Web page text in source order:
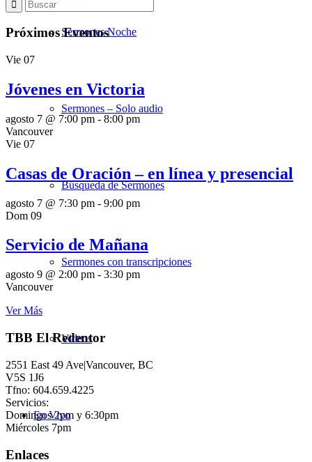
Sermones Noche
Sermones – Solo audio
Búsqueda de Sermones
Sermones con transcripciones
Videos
En Vivo
Próximos Eventos
Vie 07
Jóvenes en Victoria
agosto 7 @ 7:00 pm - 8:00 pm
Vancouver
Vie 07
Casas de Oración – en línea y presencial
agosto 7 @ 7:30 pm - 9:00 pm
Dom 09
Servicio de Mañana
agosto 9 @ 2:00 pm - 3:30 pm
Vancouver
Ver Más
TBB El Redentor
2551 East 49 Ave|Vancouver, BC
V5S 1J6
Tfno: 604.659.4225
Servicios:
Domingos 2pm y 6:30pm
Miércoles 7pm
Enlaces